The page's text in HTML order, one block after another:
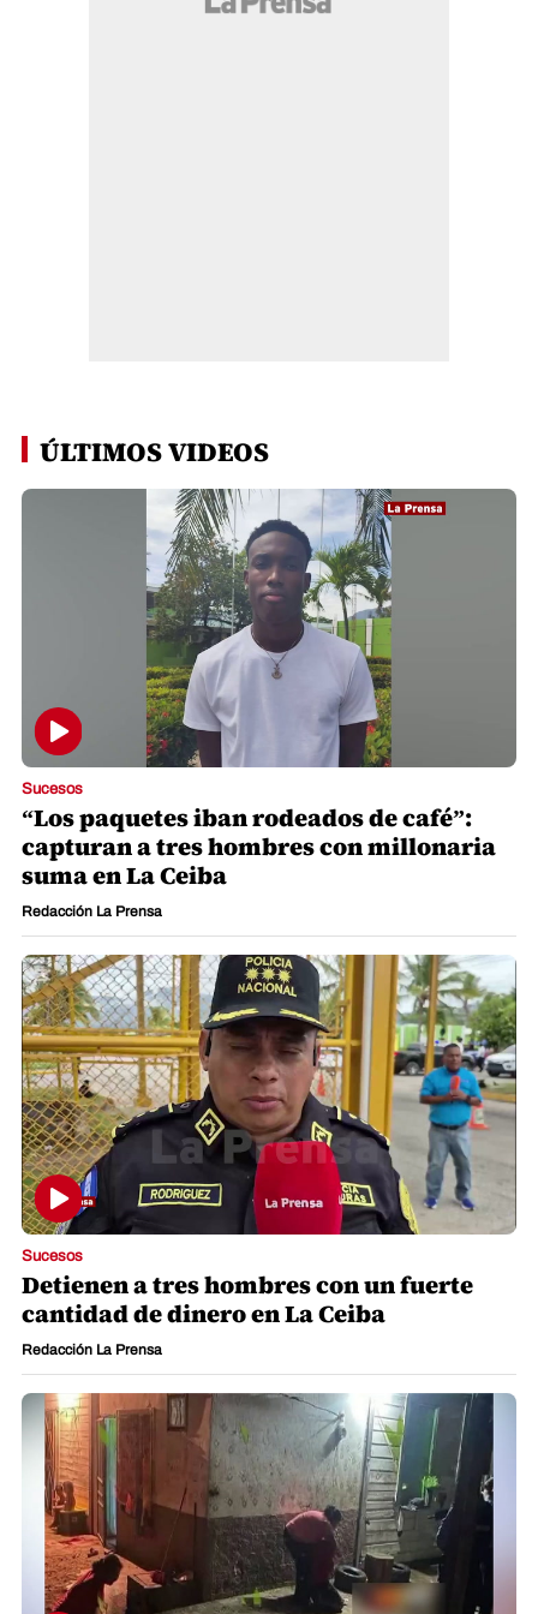
ÚLTIMOS VIDEOS
Sucesos
“Los paquetes iban rodeados de café”:
capturan a tres hombres con millonaria
suma en La Ceiba
Redacción La Prensa
Sucesos
Detienen a tres hombres con un fuerte
cantidad de dinero en La Ceiba
Redacción La Prensa